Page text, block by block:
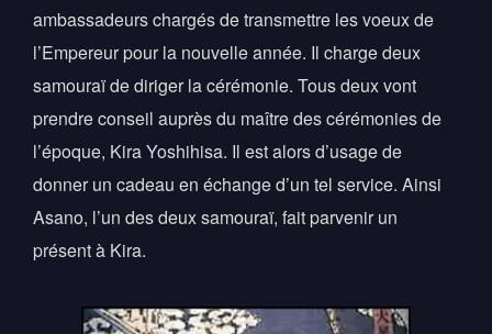
ambassadeurs chargés de transmettre les voeux de
l’Empereur pour la nouvelle année. Il charge deux
samouraï de diriger la cérémonie. Tous deux vont
prendre conseil auprès du maître des cérémonies de
l’époque, Kira Yoshihisa. Il est alors d’usage de
donner un cadeau en échange d’un tel service. Ainsi
Asano, l’un des deux samouraï, fait parvenir un
présent à Kira.